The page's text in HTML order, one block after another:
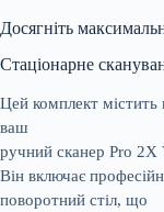
Досягніть
Стаціонарне
Цей комплект містить
ваш
ручний сканер Pro 2X
Він включає
поворотний стіл, що